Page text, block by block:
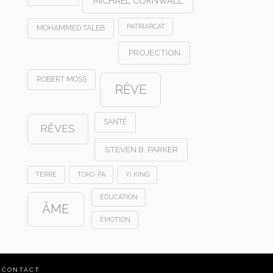
MOHAMMED TALEB PATRIARCAT
PROJECTION
ROBERT MOSS
RÊVE
RÊVES
SANTÉ
STEVEN B. PARKER
TERRE TOKO-PA YI KING
ÂME
ÉDUCATION
ÉMOTION
CONTACT